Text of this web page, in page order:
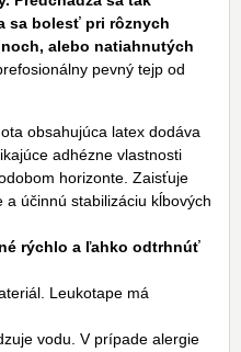
sa bolesť pri rôznych
alebo natiahnutých
pevný tejp od
obsahujúca latex dodáva
adhézne vlastnosti
horizonte. Zaisťuje
účinnú stabilizáciu kĺbových
rýchlo a ľahko odtrhnúť
Leukotape má
vodu. V prípade alergie